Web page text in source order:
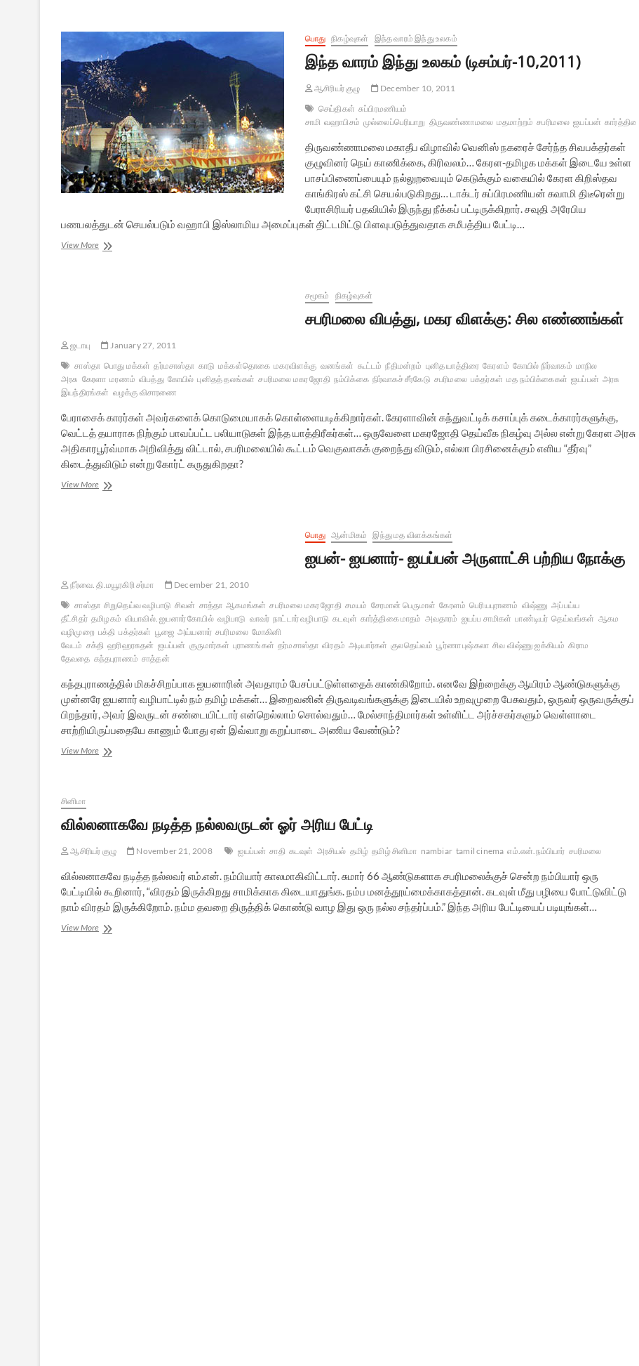
பொது நிகழ்வுகள் இந்த வாரம் இந்து உலகம்
இந்த வாரம் இந்து உலகம் (டிசம்பர்-10,2011)
ஆசிரியர் குழு
December 10, 2011
செய்திகள் சுப்பிரமணியம்
சாமி வஹாபிசம் முல்லைப்பெரியாறு திருவண்ணாமலை மதமாற்றம் சபரிமலை ஐயப்பன் கார்த்திகை
திருவண்ணாமலை மகாதீப விழாவில் வெனிஸ் நகரைச் சேர்ந்த சிவபக்தர்கள்
குழுவினர் நெய் காணிக்கை, கிரிவலம்… கேரள-தமிழக மக்கள் இடையே உள்ள
பாசப்பிணைப்பையும் நல்லுறவையும் கெடுக்கும் வகையில் கேரள கிறிஸ்தவ
காங்கிரஸ் கட்சி செயல்படுகிறது… டாக்டர் சுப்பிரமணியன் சுவாமி திடீரென்று
பேராசிரியர் பதவியில் இருந்து நீக்கப் பட்டிருக்கிறார். சவுதி அரேபிய
பணபலத்துடன் செயல்படும் வஹாபி இஸ்லாமிய அமைப்புகள் திட்டமிட்டு பிளவுபடுத்துவதாக சமீபத்திய பேட்டி…
View Moreஇந்த
சமூகம் நிகழ்வுகள்
சபரிமலை விபத்து, மகர விளக்கு: சில எண்ணங்கள்
ஜடாயு
January 27, 2011
சாஸ்தா பொது மக்கள் தர்மசாஸ்தா காடு மக்கள்தொகை மகரவிளக்கு வனங்கள் கூட்டம் நீதிமன்றம் புனித யாத்திரை கேரளம் கோயில் நிர்வாகம் மாநில
அரசு கேரளா மரணம் விபத்து கோயில் புனிதத் தலங்கள் சபரிமலை மகர ஜோதி நம்பிக்கை நிர்வாகச் சீர்கேடு சபரிமலை பக்தர்கள் மத நம்பிக்கைகள் ஐயப்பன் அரசு
இயந்திரங்கள் வழக்கு விசாரணை
பேராசைக் காரர்கள் அவர்களைக் கொடுமையாகக் கொள்ளையடிக்கிறார்கள். கேரளாவின் கந்துவட்டிக் கசாப்புக் கடைக்காரர்களுக்கு,
வெட்டத் தயாராக நிற்கும் பாவப்பட்ட பலியாடுகள் இந்த யாத்திரீகர்கள்… ஒருவேளை மகரஜோதி தெய்வீக நிகழ்வு அல்ல என்று கேரள அரசு
அதிகாரபூர்வ்மாக அறிவித்து விட்டால், சபரிமலையில் கூட்டம் வெகுவாகக் குறைந்து விடும், எல்லா பிரசினைக்கும் எளிய “தீர்வு”
கிடைத்துவிடும் என்று கோர்ட் கருதுகிறதா?
View Moreசபரிமலை
பொது ஆன்மிகம் இந்து மத விளக்கங்கள்
ஐயன்- ஐயனார்- ஐயப்பன் அருளாட்சி பற்றிய நோக்கு
நீர்வை. தி.மயூரகிரி சர்மா
December 21, 2010
சாஸ்தா சிறுதெய்வ வழிபாடு சிவன் சாத்தா ஆகமங்கள் சபரிமலை மகர ஜோதி சமயம் சேரமான் பெருமாள் கேரளம் பெரியபுராணம் விஷ்ணு அப்பய்ய
தீட்சிதர் தமிழகம் வியாவில். ஐயனார் கோயில் வழிபாடு வாவர் நாட்டார் வழிபாடு கடவுள் கார்த்திகை மாதம் அவதாரம் ஐயப்ப சாமிகள் பாண்டியர் தெய்வங்கள் ஆகம
வழிமுறை பக்தி பக்தர்கள் பூஜை அய்யனார் சபரிமலை மோகினி
வேடம் சக்தி ஹரிஹரசுதன் ஐயப்பன் குருமார்கள் புராணங்கள் தர்மசாஸ்தா விரதம் அடியார்கள் குலதெய்வம் பூர்ணா புஷ்கலா சிவ விஷ்ணு ஐக்கியம் கிராம
தேவதை கந்தபுராணம் சாத்தன்
கந்தபுராணத்தில் மிகச்சிறப்பாக ஐயனாரின் அவதாரம் பேசப்பட்டுள்ளதைக் காண்கிறோம். எனவே இற்றைக்கு ஆயிரம் ஆண்டுகளுக்கு
முன்னரே ஐயனார் வழிபாட்டில் நம் தமிழ் மக்கள்… இறைவனின் திருவடிவங்களுக்கு இடையில் உறவுமுறை பேசுவதும், ஒருவர் ஒருவருக்குப்
பிறந்தார், அவர் இவருடன் சண்டையிட்டார் என்றெல்லாம் சொல்வதும்… மேல்சாந்திமார்கள் உள்ளிட்ட அர்ச்சகர்களும் வெள்ளாடை
சாற்றியிருப்பதையே காணும் போது ஏன் இவ்வாறு கறுப்பாடை அணிய வேண்டும்?
View Moreஐயன்-
சினிமா
வில்லனாகவே நடித்த நல்லவருடன் ஓர் அரிய பேட்டி
ஆசிரியர் குழு November 21, 2008 ஐயப்பன் சாதி கடவுள் அரசியல் தமிழ் தமிழ் சினிமா nambiar tamil cinema எம்.என்.நம்பியார் சபரிமலை
வில்லனாகவே நடித்த நல்லவர் எம்.என். நம்பியார் காலமாகிவிட்டார். சுமார் 66 ஆண்டுகளாக சபரிமலைக்குச் சென்ற நம்பியார் ஒரு
பேட்டியில் கூறினார், “விரதம் இருக்கிறது சாமிக்காக கிடையாதுங்க. நம்ப மனத்தூய்மைக்காகத்தான். கடவுள் மீது பழியை போட்டுவிட்டு
நாம் விரதம் இருக்கிறோம். நம்ம தவறை திருத்திக் கொண்டு வாழ இது ஒரு நல்ல சந்தர்ப்பம்.” இந்த அரிய பேட்டியைப் படியுங்கள்…
View Moreவில்லனாகவே